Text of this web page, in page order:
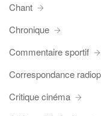
Chant
Chronique
Commentaire sportif
Correspondance
Critique cinéma